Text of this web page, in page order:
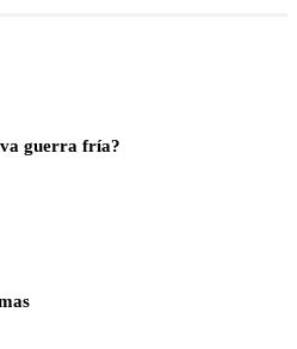
guerra fría?